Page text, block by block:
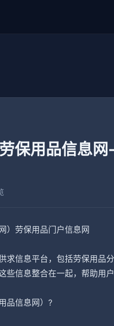
保用品信息
）劳保用品门户信息网
求信息平台，包括劳保用品
些信息整合在一起，帮助用
品信息网）?